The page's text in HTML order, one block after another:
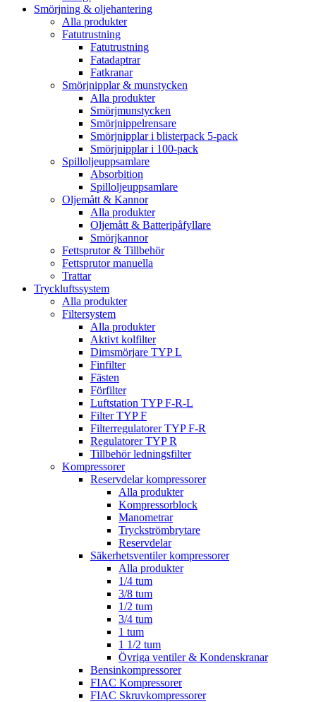
Smörjning & oljehantering
Alla produkter
Fatutrustning
Fatutrustning
Fatadaptrar
Fatkranar
Smörjnipplar & munstycken
Alla produkter
Smörjmunstycken
Smörjnippelrensare
Smörjnipplar i blisterpack 5-pack
Smörjnipplar i 100-pack
Spilloljeuppsamlare
Absorbition
Spilloljeuppsamlare
Oljemått & Kannor
Alla produkter
Oljemått & Batteripåfyllare
Smörjkannor
Fettsprutor & Tillbehör
Fettsprutor manuella
Trattar
Tryckluftssystem
Alla produkter
Filtersystem
Alla produkter
Aktivt kolfilter
Dimsmörjare TYP L
Finfilter
Fästen
Förfilter
Luftstation TYP F-R-L
Filter TYP F
Filterregulatorer TYP F-R
Regulatorer TYP R
Tillbehör ledningsfilter
Kompressorer
Reservdelar kompressorer
Alla produkter
Kompressorblock
Manometrar
Tryckströmbrytare
Reservdelar
Säkerhetsventiler kompressorer
Alla produkter
1/4 tum
3/8 tum
1/2 tum
3/4 tum
1 tum
1 1/2 tum
Övriga ventiler & Kondenskranar
Bensinkompressorer
FIAC Kompressorer
FIAC Skruvkompressorer